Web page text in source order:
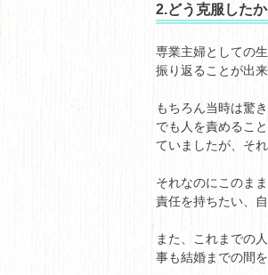
2.どう克服した
専業主婦としての
振り返ることが出来
もちろん当時は驚
でも人を責めるこ
ていましたが、そ
それなのにこのま
責任を持ちたい、
また、これまでの
事も結婚までの間